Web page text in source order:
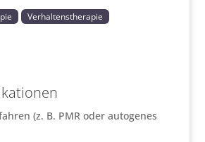
Verhaltenstherapie
(z. B. PMR oder autogenes